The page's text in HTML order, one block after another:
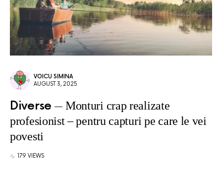
VOICU SIMINA
AUGUST 3, 2025
Diverse
Monturi crap realizate
profesionist – pentru capturi pe care le vei
povesti
179 VIEWS